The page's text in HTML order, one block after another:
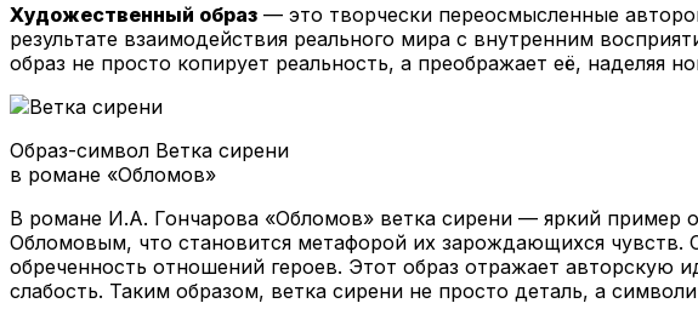
Художественный образ — это творчески переосмысленные
результате взаимодействия реального мира с внутренним
образ не просто копирует реальность, а преображает её,
Образ-символ Ветка сирени
в романе «Обломов»
В романе И.А. Гончарова «Обломов» ветка сирени — яркий пример
Обломовым, что становится метафорой их зарождающихся чувств.
обреченность отношений героев. Этот образ отражает
слабость. Таким образом, ветка сирени не просто деталь, а